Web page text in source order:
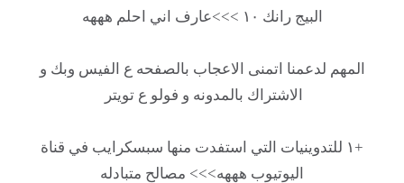
البيج رانك ١٠ >>>عارف اني احلم هههه
المهم لدعمنا اتمنى الاعجاب بالصفحه ع الفيس وبك و
الاشتراك بالمدونه و فولو ع تويتر
+١ للتدوينيات التي استفدت منها سبسكرايب في قناة
اليوتيوب هههه>>> مصالح متبادله